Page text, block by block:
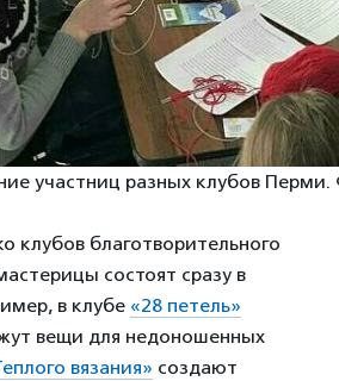
участниц разных клубов
клубов благотворительного
состоят сразу в
в клубе «28 петель»
вещи для недоношенных
вязания» создают